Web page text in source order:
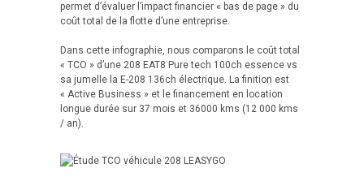
permet d’évaluer l’impact financier « bas de page » du
coût total de la flotte d’une entreprise.
Dans cette infographie, nous comparons le coût total
« TCO » d’une 208 EAT8 Pure tech 100ch essence vs
sa jumelle la E-208 136ch électrique. La finition est
« Active Business » et le financement en location
longue durée sur 37 mois et 36000 kms (12 000 kms
/ an).